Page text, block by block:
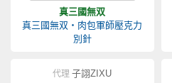
真三國無双
真三國無双‧肉包軍師壓克力
別針
代理 子詡ZIXU